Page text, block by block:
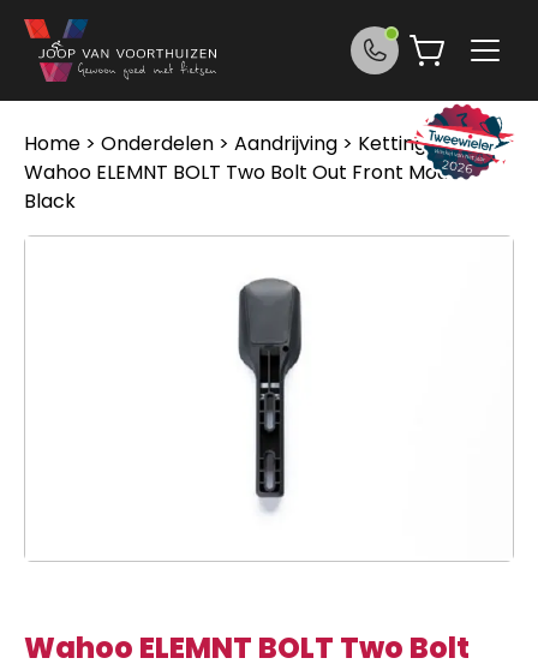
Ga naar de inhoud
Home > Onderdelen > Aandrijving > Kettingen>
Wahoo ELEMNT BOLT Two Bolt Out Front Mount
Black
Wahoo ELEMNT BOLT Two Bolt